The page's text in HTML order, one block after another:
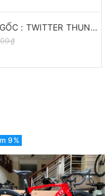
XE THANH LÝ VỚI GIÁ GỐC : TWITTER THUNDER - Khung, vành full Carbon, groupsets Retrospec 12 LÍP. Màu Cam
9%